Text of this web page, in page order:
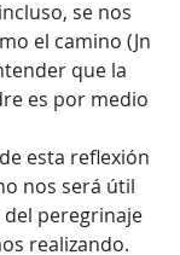
se nos
el camino (Jn
que la
es por medio
esta reflexión
nos será útil
peregrinaje
realizando.